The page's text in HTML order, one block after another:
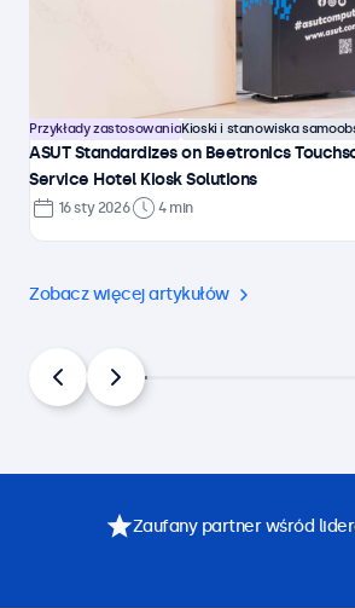
Zobacz więcej artykułów
Przykłady zastosowaniaKioski i stanowiska
ASUT Standardizes on Beetronics
Service Hotel Kiosk Solutions
16 sty 2026 4 min
Zaufany partner wśród